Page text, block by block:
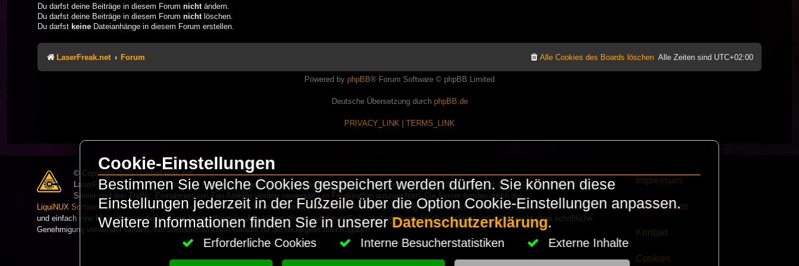
Du darfst deine Beiträge in diesem Forum nicht ändern.
Du darfst deine Beiträge in diesem Forum nicht löschen.
Du darfst keine Dateianhänge in diesem Forum erstellen.
LaserFreak.net Forum Alle Zeiten sind UTC+02:00
Alle Cookies des Boards löschen
Powered by phpBB® Forum Software © phpBB Limited
Deutsche Übersetzung durch phpBB.de
PRIVACY_LINK TERMS_LINK
© Copyright 2025 - LaserFreak.net
LaserFreak ist ein freies und offenes Forum zum Thema Lasershowtechnik. Wir sind nicht kommerziell und die Banner auf dieser Seite finanzieren die
Server und den Traffic. Einnahmen von Fan Artikeln werden verwendet um Freaktreffen auszurichten. Die Server werden durch die
LiquiNUX Software GmbH Berlingehostet und betreut. Als CMS verwenden wirHomepageEasy. Wenn Ihr Fragen oder Beschwerden zu LaserFreak habt schickt
und einfach eine Mail oder verwendet unser Kontaktformular. Alle Informationen auf dieser Seite sind urheberrechtlich geschützt und dürfen nicht ohne schriftliche
Genehmigung verwendet werden. Wir übernehmen keine Gewähr für die Richtigkeit aller Angaben.
Impressum
Datenschutz
Kontakt
Cookies
Cookie-Einstellungen
Bestimmen Sie welche Cookies gespeichert werden dürfen. Sie können diese
Einstellungen jederzeit in der Fußzeile über die Option Cookie-Einstellungen anpassen.
Weitere Informationen finden Sie in unsererDatenschutzerklärung.
Erforderliche Cookies Interne Besucherstatistiken Externe Inhalte